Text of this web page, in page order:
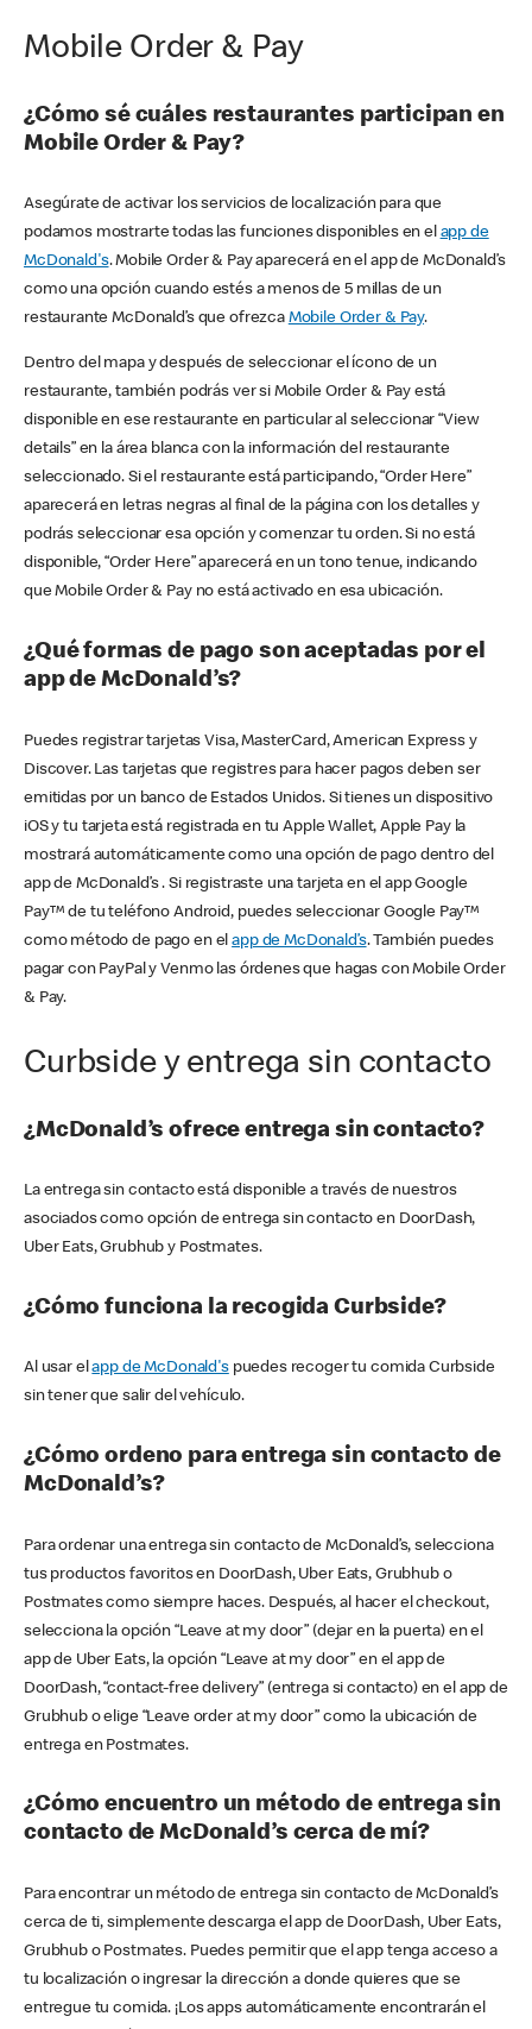
Mobile Order & Pay
¿Cómo sé cuáles restaurantes participan en
Mobile Order & Pay?
Asegúrate de activar los servicios de localización para que
podamos mostrarte todas las funciones disponibles en el app de
McDonald's. Mobile Order & Pay aparecerá en el app de McDonald’s
como una opción cuando estés a menos de 5 millas de un
restaurante McDonald’s que ofrezca Mobile Order & Pay.
Dentro del mapa y después de seleccionar el ícono de un
restaurante, también podrás ver si Mobile Order & Pay está
disponible en ese restaurante en particular al seleccionar “View
details” en la área blanca con la información del restaurante
seleccionado. Si el restaurante está participando, “Order Here”
aparecerá en letras negras al final de la página con los detalles y
podrás seleccionar esa opción y comenzar tu orden. Si no está
disponible, “Order Here” aparecerá en un tono tenue, indicando
que Mobile Order & Pay no está activado en esa ubicación.
¿Qué formas de pago son aceptadas por el
app de McDonald’s?
Puedes registrar tarjetas Visa, MasterCard, American Express y
Discover. Las tarjetas que registres para hacer pagos deben ser
emitidas por un banco de Estados Unidos. Si tienes un dispositivo
iOS y tu tarjeta está registrada en tu Apple Wallet, Apple Pay la
mostrará automáticamente como una opción de pago dentro del
app de McDonald’s . Si registraste una tarjeta en el app Google
Pay™ de tu teléfono Android, puedes seleccionar Google Pay™
como método de pago en elapp de McDonald’s. También puedes
pagar con PayPal y Venmo las órdenes que hagas con Mobile Order
& Pay.
Curbside y entrega sin contacto
¿McDonald’s ofrece entrega sin contacto?
La entrega sin contacto está disponible a través de nuestros
asociados como opción de entrega sin contacto en DoorDash,
Uber Eats, Grubhub y Postmates.
¿Cómo funciona la recogida Curbside?
Al usar elapp de McDonald'spuedes recoger tu comida Curbside
sin tener que salir del vehículo.
¿Cómo ordeno para entrega sin contacto de
McDonald’s?
Para ordenar una entrega sin contacto de McDonald’s, selecciona
tus productos favoritos en DoorDash, Uber Eats, Grubhub o
Postmates como siempre haces. Después, al hacer el checkout,
selecciona la opción “Leave at my door” (dejar en la puerta) en el
app de Uber Eats, la opción “Leave at my door” en el app de
DoorDash, “contact-free delivery” (entrega si contacto) en el app de
Grubhub o elige “Leave order at my door” como la ubicación de
entrega en Postmates.
¿Cómo encuentro un método de entrega sin
contacto de McDonald’s cerca de mí?
Para encontrar un método de entrega sin contacto de McDonald’s
cerca de ti, simplemente descarga el app de DoorDash, Uber Eats,
Grubhub o Postmates. Puedes permitir que el app tenga acceso a
tu localización o ingresar la dirección a donde quieres que se
entregue tu comida. ¡Los apps automáticamente encontrarán el